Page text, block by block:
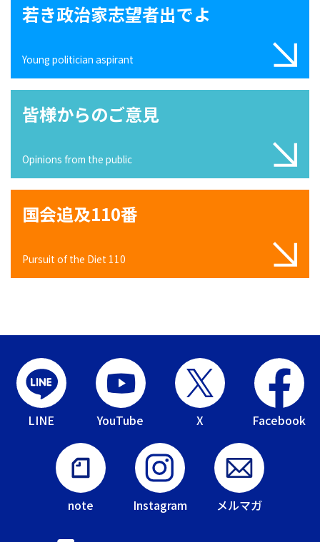
若き政治家志望者出でよ
Young politician aspirant
皆様からのご意見
Opinions from the public
国会追及110番
Pursuit of the Diet 110
LINE YouTube X Facebook
note Instagram メルマガ